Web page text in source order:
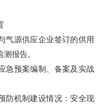
气源供应企业签订的供用
报告。
急预案编制、备案及实战
防机制建设情况：安全现